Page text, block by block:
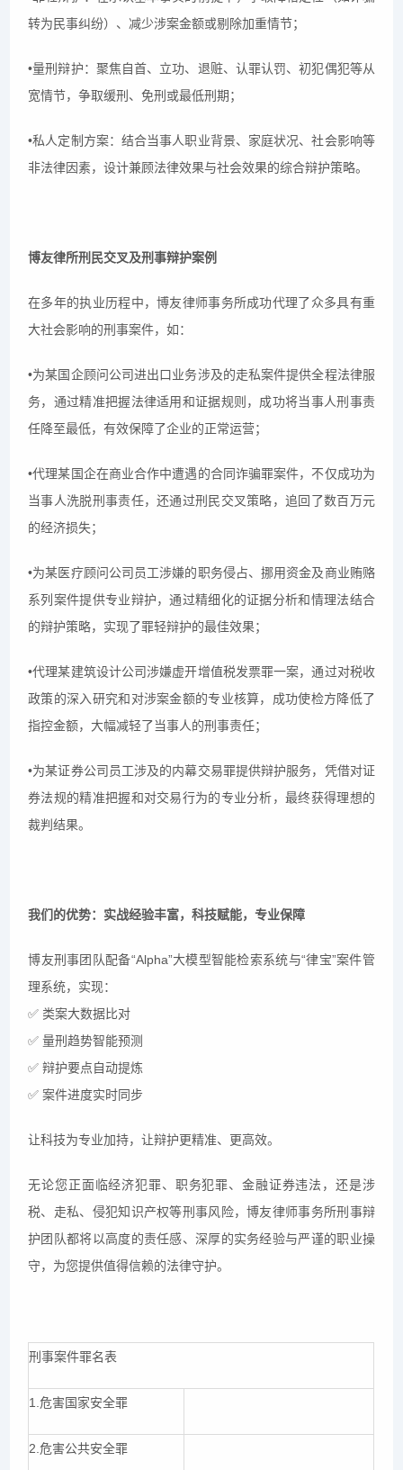
转为民事纠纷）、减少涉案金额或剔除加重情节；
•量刑辩护：聚焦自首、立功、退赃、认罪认罚、初犯偶犯等从
宽情节，争取缓刑、免刑或最低刑期；
•私人定制方案：结合当事人职业背景、家庭状况、社会影响等
非法律因素，设计兼顾法律效果与社会效果的综合辩护策略。
博友律所刑民交叉及刑事辩护案例
在多年的执业历程中，博友律师事务所成功代理了众多具有重
大社会影响的刑事案件，如：
•为某国企顾问公司进出口业务涉及的走私案件提供全程法律服
务，通过精准把握法律适用和证据规则，成功将当事人刑事责
任降至最低，有效保障了企业的正常运营；
•代理某国企在商业合作中遭遇的合同诈骗罪案件，不仅成功为
当事人洗脱刑事责任，还通过刑民交叉策略，追回了数百万元
的经济损失；
•为某医疗顾问公司员工涉嫌的职务侵占、挪用资金及商业贿赂
系列案件提供专业辩护，通过精细化的证据分析和情理法结合
的辩护策略，实现了罪轻辩护的最佳效果；
•代理某建筑设计公司涉嫌虚开增值税发票罪一案，通过对税收
政策的深入研究和对涉案金额的专业核算，成功使检方降低了
指控金额，大幅减轻了当事人的刑事责任；
•为某证券公司员工涉及的内幕交易罪提供辩护服务，凭借对证
券法规的精准把握和对交易行为的专业分析，最终获得理想的
裁判结果。
我们的优势：实战经验丰富，科技赋能，专业保障
博友刑事团队配备“Alpha”大模型智能检索系统与“律宝”案件管
理系统，实现：
✅ 类案大数据比对
✅ 量刑趋势智能预测
✅ 辩护要点自动提炼
✅ 案件进度实时同步
让科技为专业加持，让辩护更精准、更高效。
无论您正面临经济犯罪、职务犯罪、金融证券违法，还是涉
税、走私、侵犯知识产权等刑事风险，博友律师事务所刑事辩
护团队都将以高度的责任感、深厚的实务经验与严谨的职业操
守，为您提供值得信赖的法律守护。
刑事案件罪名表
1.危害国家安全罪
2.危害公共安全罪